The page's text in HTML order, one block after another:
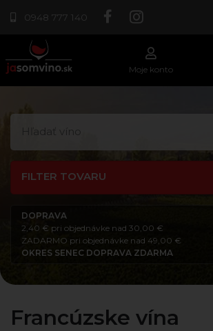
0948 777 140
Moje konto
FILTER TOVARU
DOPRAVA
2,40 € pri objednávke nad 30,00 €
ZADARMO pri objednávke nad 49,00 €
OKRES SENEC DOPRAVA ZDARMA
Francúzske vína